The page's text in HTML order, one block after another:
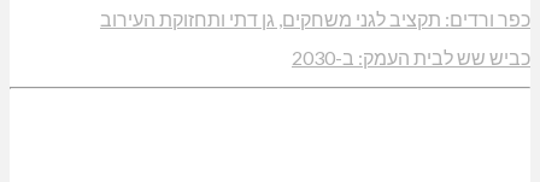
כפר ורדים: תקציב לגני משחקים, גן דתי ותחזוקת העירוב
כביש שש לבית העמק: ב-2030